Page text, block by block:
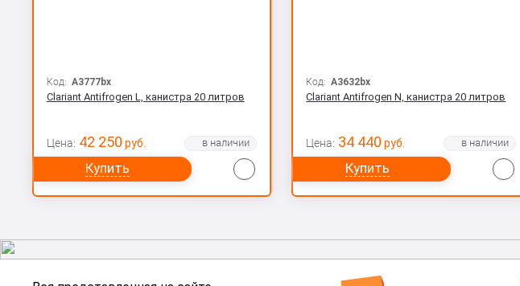
Код: A3777bx
Сlariant Antifrogen L, канистра 20 литров
Цена: 42 250 руб.
Купить Сравнить
Код:A3632bx
Сlariant Antifrogen N, канистра 20 литров
Цена: 34 440 руб.
Купить